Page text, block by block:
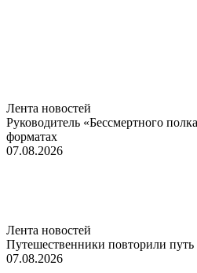
Лента новостей
Руководитель «Бессмертного
форматах
07.08.2026
Лента новостей
Путешественники повторили путь
07.08.2026